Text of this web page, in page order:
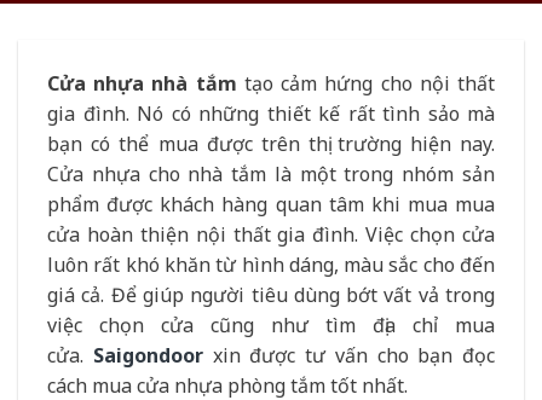
Cửa nhựa nhà tắm tạo cảm hứng cho nội thất
gia đình. Nó có những thiết kế rất tình sảo mà
bạn có thể mua được trên thị trường hiện nay.
Cửa nhựa cho nhà tắm là một trong nhóm sản
phẩm được khách hàng quan tâm khi mua mua
cửa hoàn thiện nội thất gia đình. Việc chọn cửa
luôn rất khó khăn từ hình dáng, màu sắc cho đến
giá cả. Để giúp người tiêu dùng bớt vất vả trong
việc chọn cửa cũng như tìm địa chỉ mua
cửa. Saigondoorxin được tư vấn cho bạn đọc
cách mua cửa nhựa phòng tắm tốt nhất.